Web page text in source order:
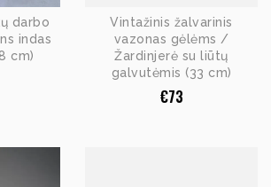
darbo
indas
cm)
Vintažinis žalvarinis
vazonas gėlėms /
Žardinjerė su liūtų
galvutėmis (33 cm)
€73